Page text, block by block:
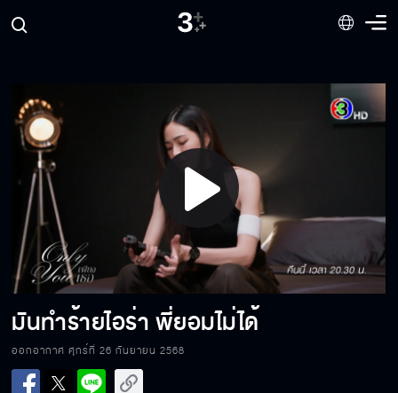
Play
Video
มันทำร้ายไอร่า พี่ยอมไม่ได้
ออกอากาศ ศุกร์ที่ 26 กันยายน 2568